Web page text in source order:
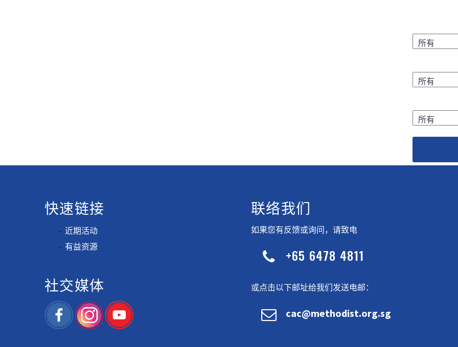
快速链接
近期活动
有益资源
社交媒体
联络我们
如果您有反馈或询问，请致电

 +65 6478 4811
或点击以下邮址给我们发送电邮：

 cac@methodist.org.sg